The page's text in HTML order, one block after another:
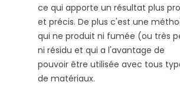
ce qui apporte un résultat plus
et précis. De plus c'est une
qui ne produit ni fumée (ou très
ni résidu et qui a l'avantage de
pouvoir être utilisée avec tous
de matériaux.